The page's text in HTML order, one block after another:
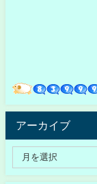
アーカイブ